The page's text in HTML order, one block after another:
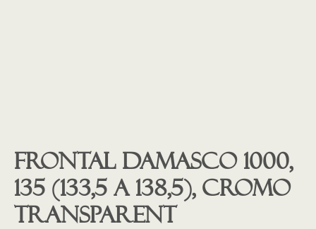
Frontal Damasco 1000,
135 (133,5 a 138,5), cromo
transparent